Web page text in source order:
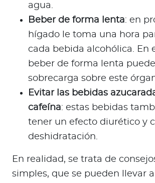
agua.
Beber de forma lenta: en
hígado le toma una hora
cada bebida alcohólica. En
beber de forma lenta
sobrecarga sobre este
Evitar las bebidas
cafeína: estas bebidas
tener un efecto diurético y
deshidratación.
En realidad, se trata de
simples, que se pueden llevar